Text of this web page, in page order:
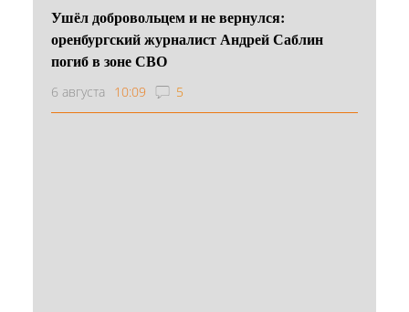
Ушёл добровольцем и не вернулся:
оренбургский журналист Андрей Саблин
погиб в зоне СВО
6 августа 10:09 5